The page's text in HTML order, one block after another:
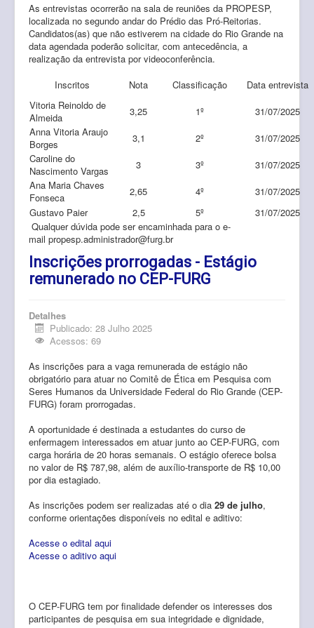
As entrevistas ocorrerão na sala de reuniões da PROPESP,
localizada no segundo andar do Prédio das Pró-Reitorias.
Candidatos(as) que não estiverem na cidade do Rio Grande na
data agendada poderão solicitar, com antecedência, a
realização da entrevista por videoconferência.
Inscritos
Nota Classificação
Data entrevista
Vitoria Reinoldo de
Almeida
3,25 1º
31/07/2025
Anna Vitoria Araujo
Borges
3,1 2º
31/07/2025
Caroline do
Nascimento Vargas
3 3º
31/07/2025
Ana Maria Chaves
Fonseca
2,65 4º
31/07/2025
Gustavo Paier
2,5 5º
31/07/2025
Qualquer dúvida pode ser encaminhada para o e-
mail propesp.administrador@furg.br
Inscrições prorrogadas - Estágio
remunerado no CEP-FURG
Detalhes
Publicado: 28 Julho 2025
Acessos: 69
As inscrições para a vaga remunerada de estágio não
obrigatório para atuar no Comitê de Ética em Pesquisa com
Seres Humanos da Universidade Federal do Rio Grande (CEP-
FURG) foram prorrogadas.
A oportunidade é destinada a estudantes do curso de
enfermagem interessados em atuar junto ao CEP-FURG, com
carga horária de 20 horas semanais. O estágio oferece bolsa
no valor de R$ 787,98, além de auxílio-transporte de R$ 10,00
por dia estagiado.
As inscrições podem ser realizadas até o dia 29 de julho,
conforme orientações disponíveis no edital e aditivo:
Acesse o edital aqui
Acesse o aditivo aqui
O CEP-FURG tem por finalidade defender os interesses dos
participantes de pesquisa em sua integridade e dignidade,